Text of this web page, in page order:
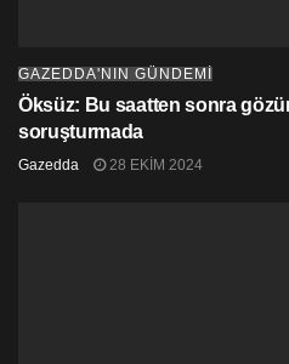
Anonim Gençlik Örgütü
Daü Unicorn Kulübü
GAZEDDA'NIN GÜNDEMİ
Öksüz: Bu saatten sonra
soruşturmada
Gazedda 28 EKIM 2024